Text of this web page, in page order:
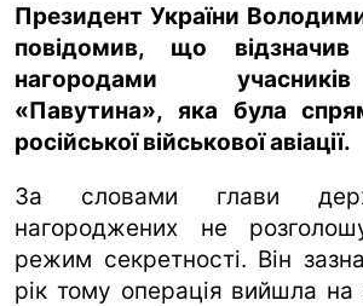
Президент України
повідомив, що
нагородами
«Павутина», яка була
російської військової авіації.
За словами глави
нагороджених не
режим секретності. Він
рік тому операція вийшла